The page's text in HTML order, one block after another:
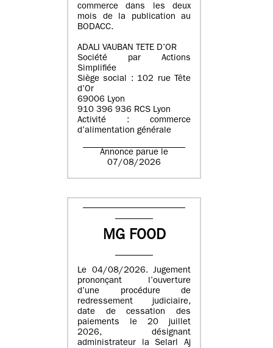
commerce dans les deux
mois de la publication au
BODACC.
ADALI VAUBAN TETE D’OR
Société par Actions
Simplifiée
Siège social : 102 rue Tête
d’Or
69006 Lyon
910 396 936 RCS Lyon
Activité : commerce
d’alimentation générale
Annonce parue le
07/08/2026
MG FOOD
Le 04/08/2026. Jugement
prononçant l’ouverture
d’une procédure de
redressement judiciaire,
date de cessation des
paiements le 20 juillet
2026, désignant
administrateur la Selarl Aj